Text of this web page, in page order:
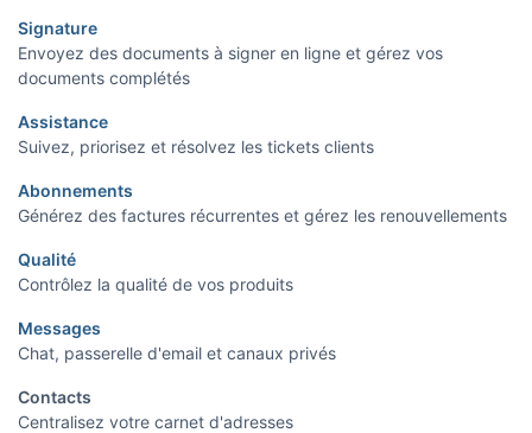
Signature
Envoyez des documents à signer en ligne et gérez vos
documents complétés
Assistance
Suivez, priorisez et résolvez les tickets clients
Abonnements
Générez des factures récurrentes et gérez les renouvellements
Qualité
Contrôlez la qualité de vos produits
Messages
Chat, passerelle d'email et canaux privés
Contacts
Centralisez votre carnet d'adresses